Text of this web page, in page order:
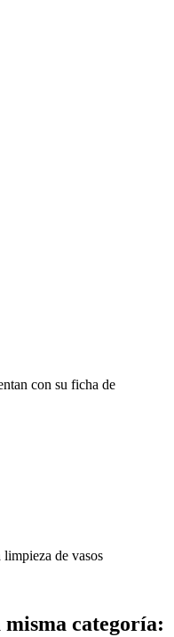
con su ficha de
de vasos
misma categoría: